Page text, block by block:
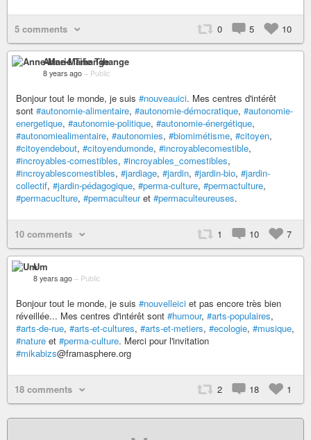
5 comments 0 5 10
Anne-Marie Tihange
8 years ago – Public
Bonjour tout le monde, je suis #nouveauici. Mes centres d'intérêt
sont #autonomie-alimentaire, #autonomie-démocratique, #autonomie-
energetique, #autonomie-politique, #autonomie-énergétique,
#autonomiealimentaire, #autonomies, #biomimétisme, #citoyen,
#citoyendebout, #citoyendumonde, #incroyablecomestible,
#incroyables-comestibles, #incroyables_comestibles,
#incroyablescomestibles, #jardiage, #jardin, #jardin-bio, #jardin-
collectif, #jardin-pédagogique, #perma-culture, #permactulture,
#permacuclture, #permaculteuret #permaculteureuses.
10 comments 1 10 7
Um
8 years ago – Public
Bonjour tout le monde, je suis #nouvelleici et pas encore très bien
réveillée... Mes centres d'intérêt sont #humour, #arts-populaires,
#arts-de-rue, #arts-et-cultures, #arts-et-metiers, #ecologie, #musique,
#nature et #perma-culture. Merci pour l'invitation
#mikabizs@framasphere.org
18 comments 2 18 1